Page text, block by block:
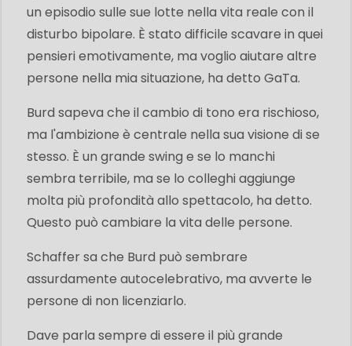
un episodio sulle sue lotte nella vita reale con il
disturbo bipolare. È stato difficile scavare in quei
pensieri emotivamente, ma voglio aiutare altre
persone nella mia situazione, ha detto GaTa.
Burd sapeva che il cambio di tono era rischioso,
ma l'ambizione è centrale nella sua visione di se
stesso. È un grande swing e se lo manchi
sembra terribile, ma se lo colleghi aggiunge
molta più profondità allo spettacolo, ha detto.
Questo può cambiare la vita delle persone.
Schaffer sa che Burd può sembrare
assurdamente autocelebrativo, ma avverte le
persone di non licenziarlo.
Dave parla sempre di essere il più grande